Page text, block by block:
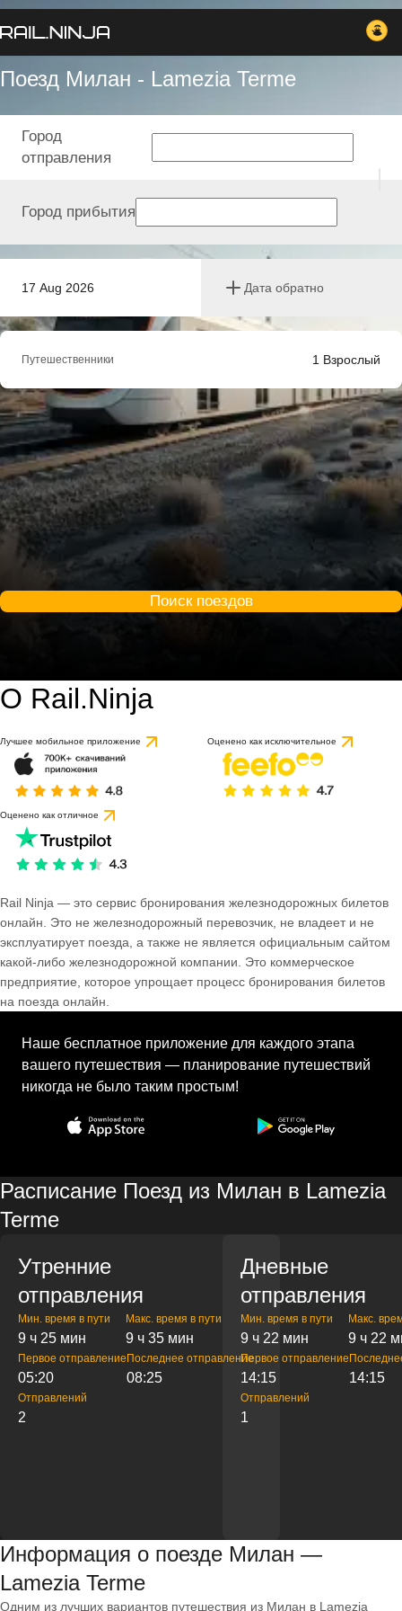
Поезд Милан - Lamezia Terme
17 Aug 2026 Дата обратно
Город
отправления
Город прибытия
Путешественники 1 Взрослый
Поиск поездов
О Rail.Ninja
Лучшее мобильное приложение Оценено как исключительное
Оценено как отличное
Rail Ninja — это сервис бронирования железнодорожных билетов
онлайн. Это не железнодорожный перевозчик, не владеет и не
эксплуатирует поезда, а также не является официальным сайтом
какой-либо железнодорожной компании. Это коммерческое
предприятие, которое упрощает процесс бронирования билетов
на поезда онлайн.
Наше бесплатное приложение для каждого этапа
вашего путешествия — планирование путешествий
никогда не было таким простым!
Расписание Поезд из Милан в Lamezia
Terme
Утренние
отправления
Мин. время в пути
9 ч 25 мин
Макс. время в пути
9 ч 35 мин
Первое отправление
05:20
Последнее отправление
08:25
Отправлений
2
Дневные
отправления
Мин. время в пути
9 ч 22 мин
Макс.
9 ч 22
Первое отправление
14:15 14:15
Отправлений
1
Информация о поезде Милан —
Lamezia Terme
Одним из лучших вариантов путешествия из Милан в Lamezia